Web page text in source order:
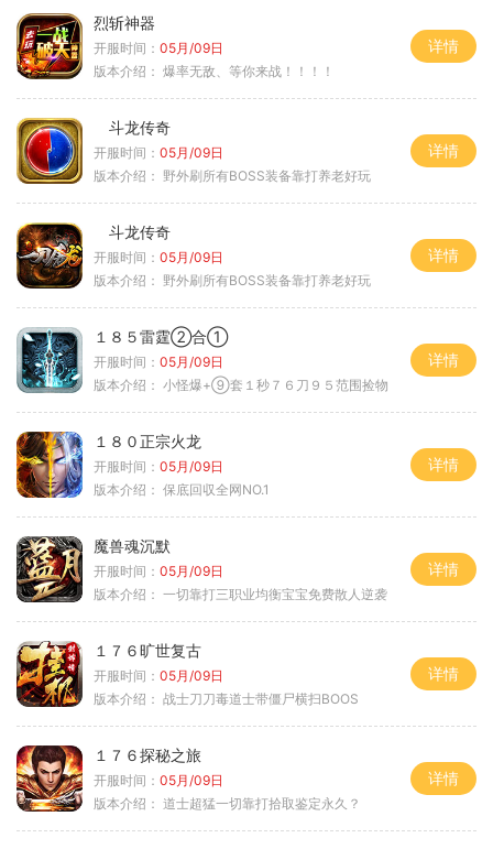
烈斩神器
开服时间： 05月/09日
版本介绍： 爆率无敌、等你来战！！！！
详情
斗龙传奇
开服时间： 05月/09日
版本介绍： 野外刷所有BOSS装备靠打养老好玩
详情
斗龙传奇
开服时间： 05月/09日
版本介绍： 野外刷所有BOSS装备靠打养老好玩
详情
１８５雷霆②合①
开服时间： 05月/09日
版本介绍： 小怪爆+⑨套１秒７６刀９５范围捡物
详情
１８０正宗火龙
开服时间： 05月/09日
版本介绍： 保底回収全网NO.1
详情
魔兽魂沉默
开服时间： 05月/09日
版本介绍： 一切靠打三职业均衡宝宝免费散人逆袭
详情
１７６旷世复古
开服时间： 05月/09日
版本介绍： 战士刀刀毒道士带僵尸横扫BOOS
详情
１７６探秘之旅
开服时间： 05月/09日
版本介绍： 道士超猛一切靠打拾取鉴定永久？
详情